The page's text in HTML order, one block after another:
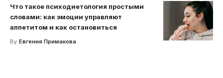
Что такое психодиетология простыми
словами: как эмоции управляют
аппетитом и как остановиться
By Евгения Примакова